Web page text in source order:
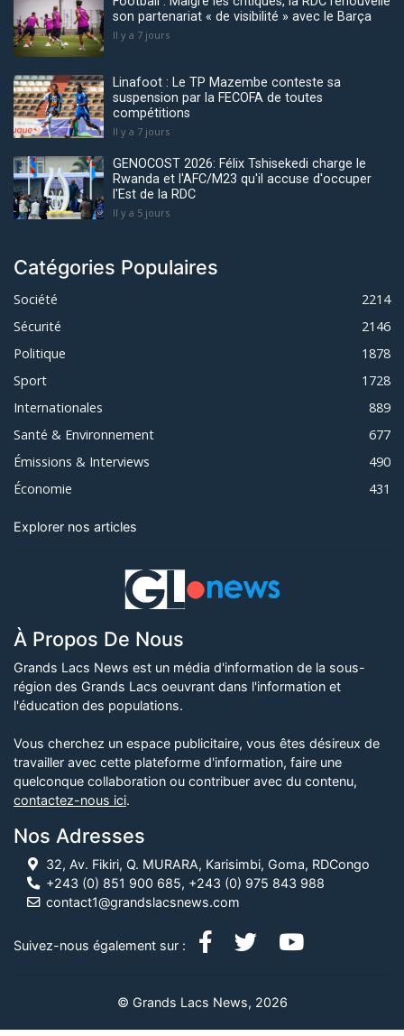
son partenariat « de visibilité » avec le Barça
Il y a 7 jours
Linafoot : Le TP Mazembe conteste sa
suspension par la FECOFA de toutes
compétitions
Il y a 7 jours
GENOCOST 2026: Félix Tshisekedi charge le
Rwanda et l'AFC/M23 qu'il accuse d'occuper
l'Est de la RDC
Il y a 5 jours
Catégories Populaires
Société
2214
Sécurité
2146
Politique
1878
Sport
1728
Internationales
889
Santé & Environnement
677
Émissions & Interviews
490
Économie
431
Explorer nos articles
À Propos De Nous
Grands Lacs News est un média d'information de la sous-
région des Grands Lacs oeuvrant dans l'information et
l'éducation des populations.
Vous cherchez un espace publicitaire, vous êtes désireux de
travailler avec cette plateforme d'information, faire une
quelconque collaboration ou contribuer avec du contenu,
contactez-nous ici.
Nos Adresses
32, Av. Fikiri, Q. MURARA, Karisimbi, Goma, RDCongo
+243 (0) 851 900 685, +243 (0) 975 843 988
contact1@grandslacsnews.com
Suivez-nous également sur :
© Grands Lacs News, 2026